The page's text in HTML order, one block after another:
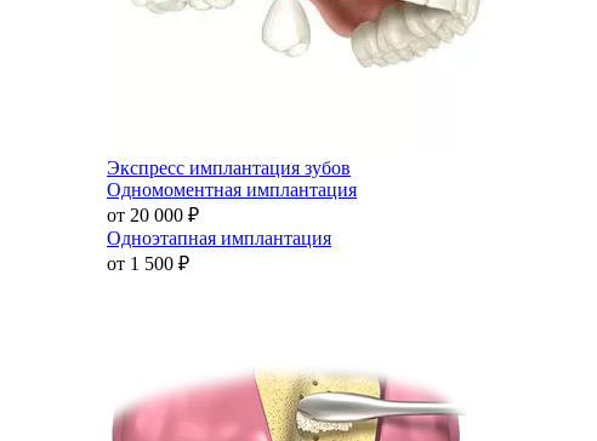
Экспресс имплантация зубов
Одномоментная имплантация
от 20 000 ₽
Одноэтапная имплантация
от 1 500 ₽